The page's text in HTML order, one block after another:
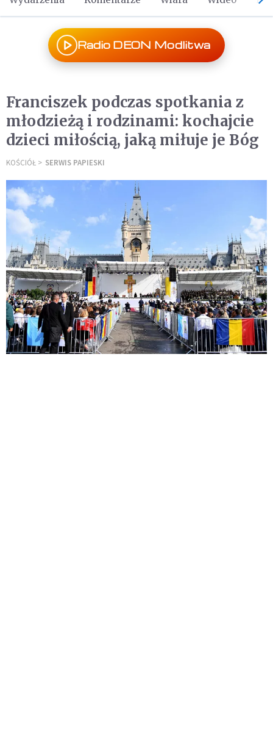
Radio DEON Modlitwa
Franciszek podczas spotkania z
młodzieżą i rodzinami: kochajcie
dzieci miłością, jaką miłuje je Bóg
KOŚCIÓŁ SERWIS PAPIESKI